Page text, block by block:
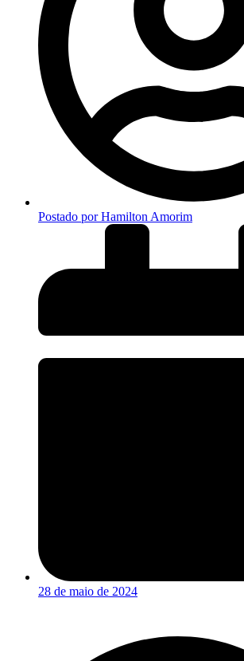
Postado porHamilton Amorim
28 de maio de 2024